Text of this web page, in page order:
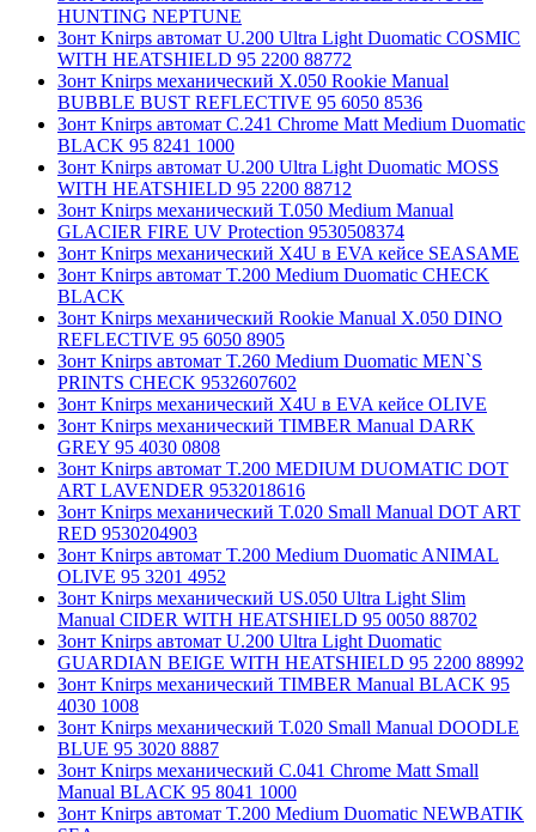
HUNTING NEPTUNE
Зонт Knirps автомат U.200 Ultra Light Duomatic COSMIC
WITH HEATSHIELD 95 2200 88772
Зонт Knirps механический X.050 Rookie Manual
BUBBLE BUST REFLECTIVE 95 6050 8536
Зонт Knirps автомат C.241 Chrome Matt Medium Duomatic
BLACK 95 8241 1000
Зонт Knirps автомат U.200 Ultra Light Duomatic MOSS
WITH HEATSHIELD 95 2200 88712
Зонт Knirps механический T.050 Medium Manual
GLACIER FIRE UV Protection 9530508374
Зонт Knirps механический X4U в EVA кейсе SEASAME
Зонт Knirps автомат T.200 Medium Duomatic CHECK
BLACK
Зонт Knirps механический Rookie Manual X.050 DINO
REFLECTIVE 95 6050 8905
Зонт Knirps автомат T.260 Medium Duomatic MEN`S
PRINTS CHECK 9532607602
Зонт Knirps механический X4U в EVA кейсе OLIVE
Зонт Knirps механический TIMBER Manual DARK
GREY 95 4030 0808
Зонт Knirps автомат T.200 MEDIUM DUOMATIC DOT
ART LAVENDER 9532018616
Зонт Knirps механический T.020 Small Manual DOT ART
RED 9530204903
Зонт Knirps автомат T.200 Medium Duomatic ANIMAL
OLIVE 95 3201 4952
Зонт Knirps механический US.050 Ultra Light Slim
Manual CIDER WITH HEATSHIELD 95 0050 88702
Зонт Knirps автомат U.200 Ultra Light Duomatic
GUARDIAN BEIGE WITH HEATSHIELD 95 2200 88992
Зонт Knirps механический TIMBER Manual BLACK 95
4030 1008
Зонт Knirps механический T.020 Small Manual DOODLE
BLUE 95 3020 8887
Зонт Knirps механический C.041 Chrome Matt Small
Manual BLACK 95 8041 1000
Зонт Knirps автомат T.200 Medium Duomatic NEWBATIK